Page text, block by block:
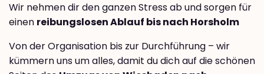
Wir nehmen dir den ganzen Stress ab und sorgen für
einen reibungslosen Ablauf bis nach Horsholm
Von der Organisation bis zur Durchführung – wir
kümmern uns um alles, damit du dich auf die schönen